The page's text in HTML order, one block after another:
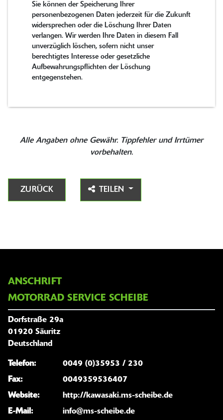
Sie können der Speicherung Ihrer
personenbezogenen Daten jederzeit für die Zukunft
widersprechen oder die Löschung Ihrer Daten
verlangen. Wir werden Ihre Daten in diesem Fall
unverzüglich löschen, sofern nicht unser
berechtigtes Interesse oder gesetzliche
Aufbewahrungspflichten der Löschung
entgegenstehen.
Alle Angaben ohne Gewähr. Tippfehler und Irrtümer
vorbehalten.
ZURÜCK TEILEN
ANSCHRIFT
MOTORRAD SERVICE SCHEIBE
Dorfstraße 29a
01920 Säuritz
Deutschland
Telefon:
0049 (0)35953 / 230
Fax:
0049359536407
Website:
http://kawasaki.ms-scheibe.de
E-Mail:
info@ms-scheibe.de